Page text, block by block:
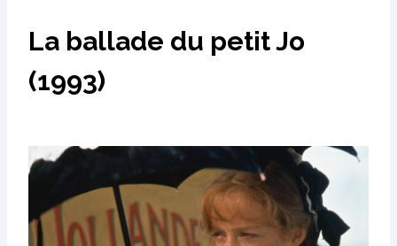
La ballade du petit Jo
(1993)